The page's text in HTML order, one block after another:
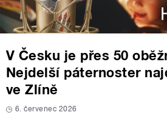
V Česku je přes 50
Nejdelší páternoster
ve Zlíně
6. červenec 2026